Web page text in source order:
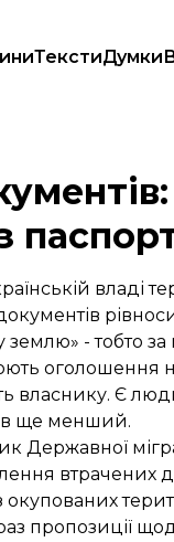
ТекстиДумки
територій без
владі
землю» - тобто
оголошення
власнику. Є
ще менший.
Державної
втрачених
пропозиції